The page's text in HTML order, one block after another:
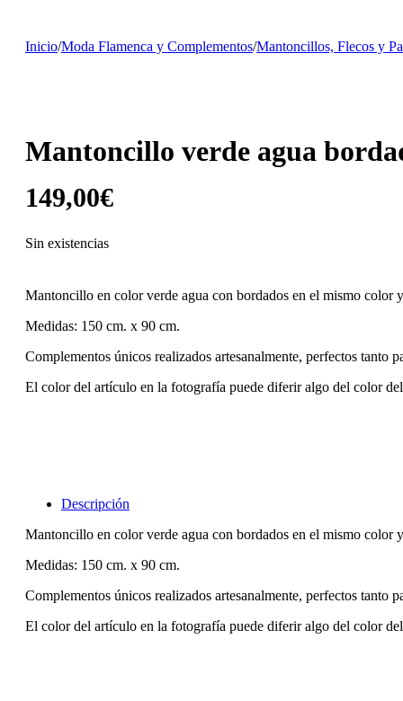
Inicio/Moda Flamenca y Complementos/Mantoncillos, Flecos y
Mantoncillo verde agua
149,00€
Sin existencias
Mantoncillo en color verde agua con bordados en el mismo color
Medidas: 150 cm. x 90 cm.
Complementos únicos realizados artesanalmente, perfectos tanto
El color del artículo en la fotografía puede diferir algo del color
Descripción
Mantoncillo en color verde agua con bordados en el mismo color
Medidas: 150 cm. x 90 cm.
Complementos únicos realizados artesanalmente, perfectos tanto
El color del artículo en la fotografía puede diferir algo del color